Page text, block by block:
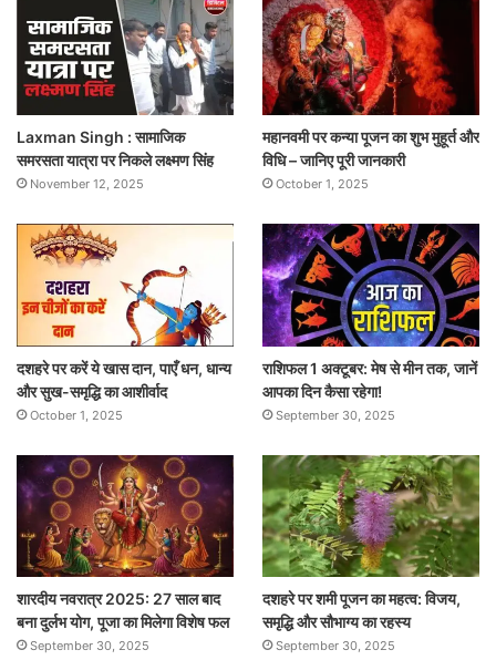
Laxman Singh : सामाजिक
समरसता यात्रा पर निकले लक्ष्मण सिंह
November 12, 2025
महानवमी पर कन्या पूजन का शुभ मुहूर्त और
विधि – जानिए पूरी जानकारी
October 1, 2025
दशहरे पर करें ये खास दान, पाएँ धन, धान्य
और सुख-समृद्धि का आशीर्वाद
October 1, 2025
राशिफल 1 अक्टूबर: मेष से मीन तक, जानें
आपका दिन कैसा रहेगा!
September 30, 2025
शारदीय नवरात्र 2025: 27 साल बाद
बना दुर्लभ योग, पूजा का मिलेगा विशेष फल
September 30, 2025
दशहरे पर शमी पूजन का महत्व: विजय,
समृद्धि और सौभाग्य का रहस्य
September 30, 2025